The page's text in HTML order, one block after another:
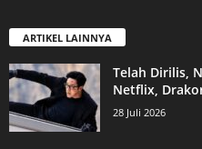
ARTIKEL LAINNYA
Telah Dirilis,
Netflix,
28 Juli 2026